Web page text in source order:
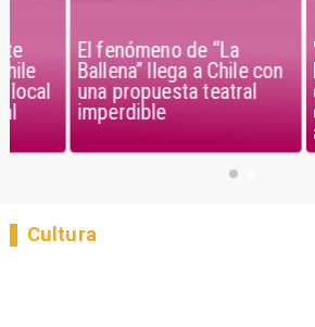
El fenómeno de “La
Ballena” llega a Chile con
una propuesta teatral
imperdible
con
del
Cultura